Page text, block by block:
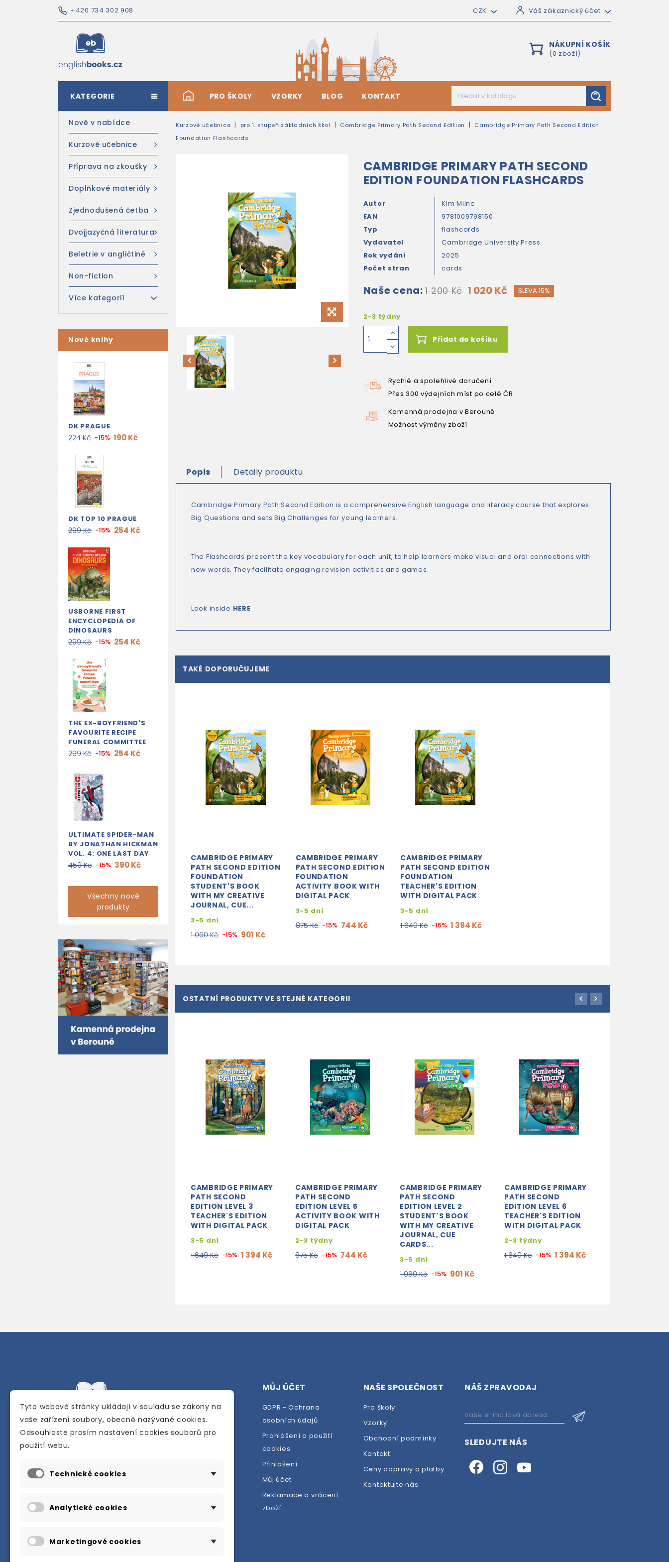
+420 734 302 908 CZK Váš zákaznický účet
NÁKUPNÍ KOŠÍK
(0 zboží)
# PRO ŠKOLY VZORKY BLOG KONTAKT
KATEGORIE
Nově v nabídce
Kurzové učebnice
Příprava na zkoušky
Doplňkové materiály
Zjednodušená četba
Dvojjazyčná literatura
Beletrie v angličtině
Non-fiction
Více kategorií
Nové knihy
DK PRAGUE
224 Kč -15% 190 Kč
DK TOP 10 PRAGUE
299 Kč -15% 254 Kč
USBORNE FIRST
ENCYCLOPEDIA OF
DINOSAURS
299 Kč -15% 254 Kč
THE EX-BOYFRIEND'S
FAVOURITE RECIPE
FUNERAL COMMITTEE
299 Kč -15% 254 Kč
ULTIMATE SPIDER-MAN
BY JONATHAN HICKMAN
VOL. 4: ONE LAST DAY
459 Kč -15% 390 Kč
Všechny nové
produkty
Kurzové učebnice pro 1. stupeň základních škol Cambridge Primary Path Second Edition
Cambridge Primary Path Second Edition
Foundation Flashcards
CAMBRIDGE PRIMARY PATH SECOND
EDITION FOUNDATION FLASHCARDS
Autor
Kim Milne
EAN
9781009798150
Typ
flashcards
Vydavatel
Cambridge University Press
Rok vydání
2025
Počet stran
cards
Naše cena: 1 200 Kč 1 020 Kč SLEVA 15%
2-3 týdny
Přidat do košíku
Rychlé a spolehlivé doručení
Přes 300 výdejních míst po celé ČR
Kamenná prodejna v Berouně
Možnost výměny zboží
Popis Detaily produktu
Cambridge Primary Path Second Edition is a comprehensive English language and literacy course that explores
Big Questions and sets Big Challenges for young learners.
The Flashcards present the key vocabulary for each unit, to help learners make visual and oral connections with
new words. They facilitate engaging revision activities and games.
Look inside HERE
TAKÉ DOPORUČUJEME
CAMBRIDGE PRIMARY
PATH SECOND EDITION
FOUNDATION
STUDENT'S BOOK
WITH MY CREATIVE
JOURNAL, CUE...
3-5 dní
1 060 Kč -15% 901 Kč
CAMBRIDGE PRIMARY
PATH SECOND EDITION
FOUNDATION
ACTIVITY BOOK WITH
DIGITAL PACK
3-5 dní
875 Kč -15% 744 Kč
CAMBRIDGE PRIMARY
PATH SECOND EDITION
FOUNDATION
TEACHER'S EDITION
WITH DIGITAL PACK
3-5 dní
1 640 Kč -15% 1 394 Kč
OSTATNÍ PRODUKTY VE STEJNÉ KATEGORII
CAMBRIDGE PRIMARY
PATH SECOND
EDITION LEVEL 3
TEACHER'S EDITION
WITH DIGITAL PACK
3-5 dní
1 640 Kč -15% 1 394 Kč
CAMBRIDGE PRIMARY
PATH SECOND
EDITION LEVEL 5
ACTIVITY BOOK WITH
DIGITAL PACK
2-3 týdny
875 Kč -15% 744 Kč
CAMBRIDGE PRIMARY
PATH SECOND
EDITION LEVEL 2
STUDENT'S BOOK
WITH MY CREATIVE
JOURNAL, CUE
CARDS...
3-5 dní
1 060 Kč -15% 901 Kč
CAMBRIDGE PRIMARY
PATH SECOND
EDITION LEVEL 6
TEACHER'S EDITION
WITH DIGITAL PACK
2-3 týdny
1 640 Kč -15% 1 394 Kč
Internetové a kamenné knihkupectví se
anglického jazyka.
Karly Machové 48 Beroun 266 01
info@englishbooks.cz
MŮJ ÚČET
GDPR - Ochrana
osobních údajů
Prohlášení o použití
cookies
Přihlášení
Můj účet
Reklamace a vrácení
zboží
NAŠE SPOLEČNOST
Pro školy
Vzorky
Obchodní podmínky
Kontakt
Ceny dopravy a platby
Kontaktujte nás
NÁŠ ZPRAVODAJ
SLEDUJTE NÁS
Tyto webové stránky ukládají v souladu se zákony na
vaše zařízení soubory, obecně nazývané cookies.
Odsouhlaste prosím nastavení cookies souborů pro
použití webu.
Technické cookies
Analytické cookies
Marketingové cookies